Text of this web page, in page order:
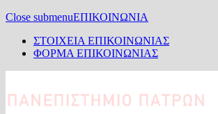
Close submenuΕΠΙΚΟΙΝΩΝΙΑ
ΣΤΟΙΧΕΙΑ ΕΠΙΚΟΙΝΩΝΙΑΣ
ΦΟΡΜΑ ΕΠΙΚΟΙΝΩΝΙΑΣ